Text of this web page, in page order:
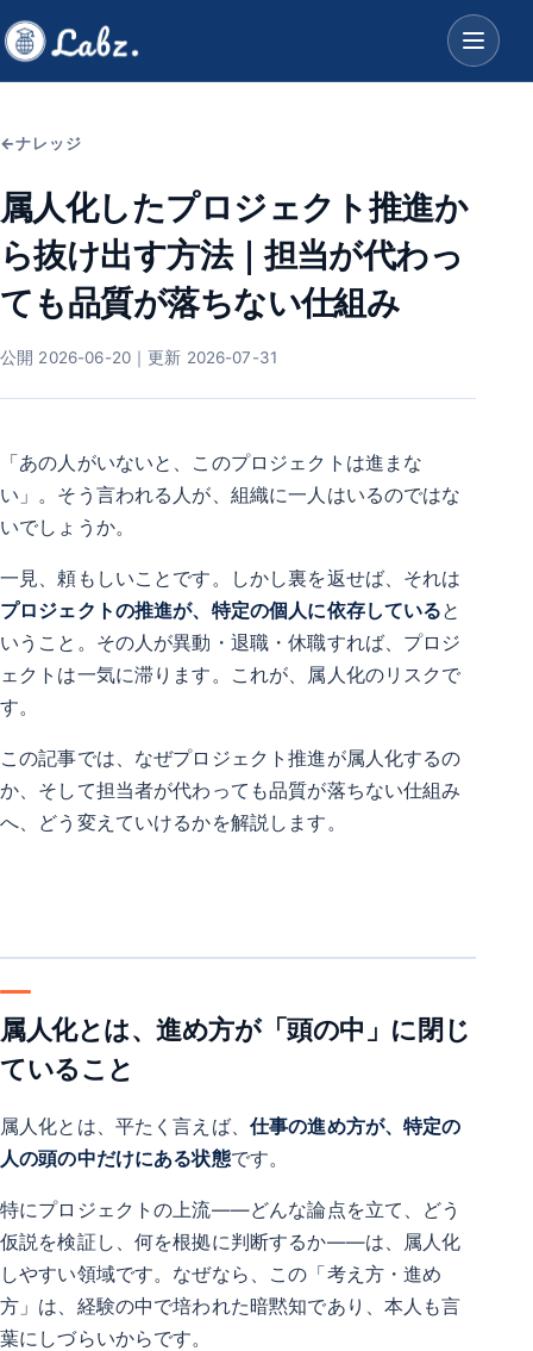
ナレッジ
属人化したプロジェクト推進か
ら抜け出す方法｜担当が代わっ
ても品質が落ちない仕組み
公開 2026-06-20｜更新 2026-07-31
「あの人がいないと、このプロジェクトは進まな
い」。そう言われる人が、組織に一人はいるのではな
いでしょうか。
一見、頼もしいことです。しかし裏を返せば、それは
プロジェクトの推進が、特定の個人に依存していると
いうこと。その人が異動・退職・休職すれば、プロジ
ェクトは一気に滞ります。これが、属人化のリスクで
す。
この記事では、なぜプロジェクト推進が属人化するの
か、そして担当者が代わっても品質が落ちない仕組み
へ、どう変えていけるかを解説します。
属人化とは、進め方が「頭の中」に閉じ
ていること
属人化とは、平たく言えば、 仕事の進め方が、特定の
人の頭の中だけにある状態です。
特にプロジェクトの上流——どんな論点を立て、どう
仮説を検証し、何を根拠に判断するか——は、属人化
しやすい領域です。なぜなら、この「考え方・進め
方」は、経験の中で培われた暗黙知であり、本人も言
葉にしづらいからです。